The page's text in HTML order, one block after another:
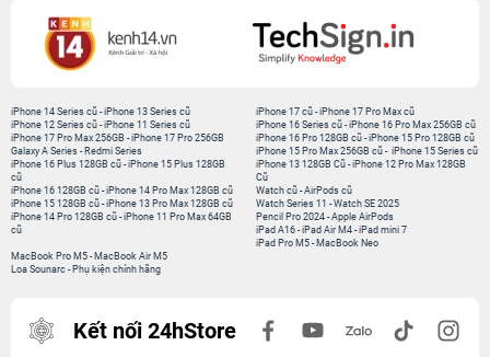
iPhone 14 Series cũ -iPhone 13 Series cũ
iPhone 12 Series cũ -iPhone 11 Series cũ
iPhone 17 Pro Max 256GB -iPhone 17 Pro 256GB
Galaxy A Series - Redmi Series
iPhone 17 cũ -iPhone 17 Pro Max cũ
iPhone 16 Series cũ - iPhone 16 Pro Max 256GB cũ
iPhone 16 Pro 128GB cũ -iPhone 15 Pro 128GB cũ
iPhone 15 Pro Max 256GB cũ - iPhone 15 Series cũ
iPhone 16 Plus 128GB cũ -iPhone 15 Plus 128GB
cũ
iPhone 16 128GB cũ -iPhone 14 Pro Max 128GB cũ
iPhone 15 128GB cũ -iPhone 13 Pro Max 128GB cũ
iPhone 14 Pro 128GB cũ -iPhone 11 Pro Max 64GB
cũ
iPhone 13 128GB Cũ -iPhone 12 Pro Max 128GB
Cũ
Watch cũ -AirPods cũ
Watch Series 11 -Watch SE 2025
Pencil Pro 2024 -Apple AirPods
iPad A16 -iPad Air M4 -iPad mini 7
iPad Pro M5 - MacBook Neo
MacBook Pro M5 - MacBook Air M5
Loa Sounarc - Phụ kiện chính hãng
Kết nối 24hStore